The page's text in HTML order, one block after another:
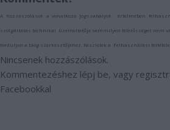
A hozzászólások avonatkozó jogszabályok értelmében
szolgáltatás technikai üzemeltetője semmilyen felelősséget nem
forduljon a blog szerkesztőjéhez. Részletek a Felhasználási
Nincsenek hozzászólások.
Kommentezéshez lépj be, vagy
Facebookkal